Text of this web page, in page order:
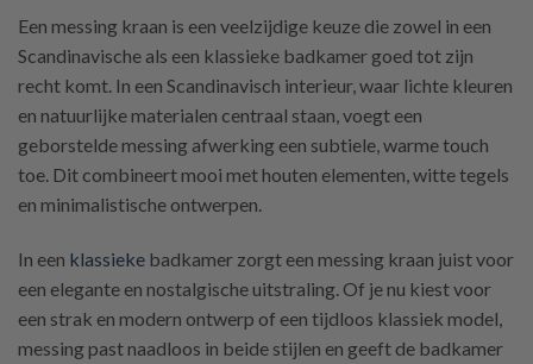
Een messing kraan is een veelzijdige keuze die zowel in een
Scandinavische als een klassieke badkamer goed tot zijn
recht komt. In een Scandinavisch interieur, waar lichte kleuren
en natuurlijke materialen centraal staan, voegt een
geborstelde messing afwerking een subtiele, warme touch
toe. Dit combineert mooi met houten elementen, witte tegels
en minimalistische ontwerpen.
In een klassieke badkamer zorgt een messing kraan juist voor
een elegante en nostalgische uitstraling. Of je nu kiest voor
een strak en modern ontwerp of een tijdloos klassiek model,
messing past naadloos in beide stijlen en geeft de badkamer